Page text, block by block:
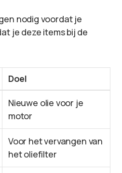
nodig voordat je
je deze items bij de
Doel
Nieuwe olie voor je
motor
Voor het vervangen van
het oliefilter